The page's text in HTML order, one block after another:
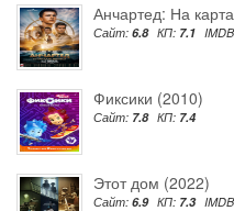
Анчартед: На
Сайт: 6.8 КП: 7.1
Фиксики (2010)
Сайт: 7.8 КП: 7.4
Этот дом (2022)
Сайт: 6.9 КП: 7.3